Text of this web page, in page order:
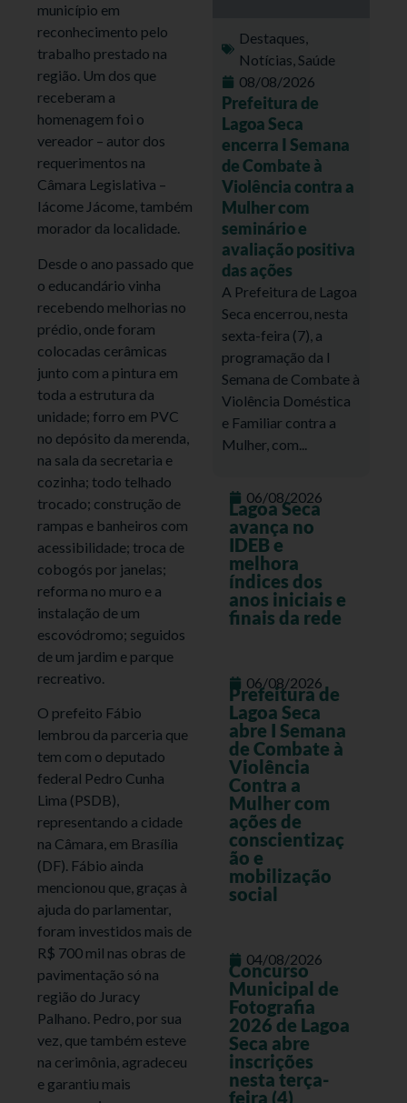
município em
reconhecimento pelo
trabalho prestado na
região. Um dos que
receberam a
homenagem foi o
vereador – autor dos
requerimentos na
Câmara Legislativa –
Iácome Jácome, também
morador da localidade.
Desde o ano passado que
o educandário vinha
recebendo melhorias no
prédio, onde foram
colocadas cerâmicas
junto com a pintura em
toda a estrutura da
unidade; forro em PVC
no depósito da merenda,
na sala da secretaria e
cozinha; todo telhado
trocado; construção de
rampas e banheiros com
acessibilidade; troca de
cobogós por janelas;
reforma no muro e a
instalação de um
escovódromo; seguidos
de um jardim e parque
recreativo.
O prefeito Fábio
lembrou da parceria que
tem com o deputado
federal Pedro Cunha
Lima (PSDB),
representando a cidade
na Câmara, em Brasília
(DF). Fábio ainda
mencionou que, graças à
ajuda do parlamentar,
foram investidos mais de
R$ 700 mil nas obras de
pavimentação só na
região do Juracy
Palhano. Pedro, por sua
vez, que também esteve
na cerimônia, agradeceu
e garantiu mais
Destaques,
Notícias,Saúde
08/08/2026
Prefeitura de
Lagoa Seca
encerra I Semana
de Combate à
Violência contra a
Mulher com
seminário e
avaliação positiva
das ações
A Prefeitura de Lagoa
Seca encerrou, nesta
sexta-feira (7), a
programação da I
Semana de Combate à
Violência Doméstica
e Familiar contra a
Mulher, com...
06/08/2026
Lagoa Seca
avança no
IDEB e
melhora
índices dos
anos iniciais e
finais da rede
06/08/2026
Prefeitura de
Lagoa Seca
abre I Semana
de Combate à
Violência
Contra a
Mulher com
ações de
conscientizaç
ão e
mobilização
social
04/08/2026
Concurso
Municipal de
Fotografia
2026 de Lagoa
Seca abre
inscrições
nesta terça-
feira (4)